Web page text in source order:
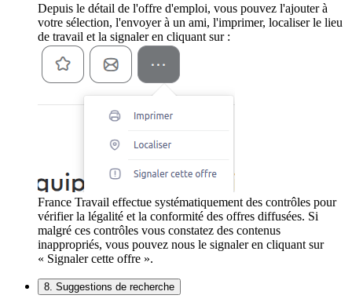
Depuis le détail de l'offre d'emploi, vous pouvez l'ajouter à
votre sélection, l'envoyer à un ami, l'imprimer, localiser le lieu
de travail et la signaler en cliquant sur :
France Travail effectue systématiquement des contrôles pour
vérifier la légalité et la conformité des offres diffusées. Si
malgré ces contrôles vous constatez des contenus
inappropriés, vous pouvez nous le signaler en cliquant sur
« Signaler cette offre ».
8. Suggestions de recherche